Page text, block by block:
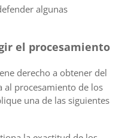
algunas
el procesamiento
derecho a obtener del
al procesamiento de los
una de las siguientes